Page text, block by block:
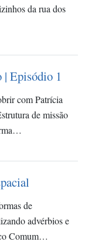
da rua dos
| Episódio 1
com Patrícia
de missão
de
advérbios e
Comum…